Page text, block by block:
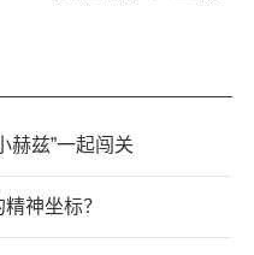
赫兹”一起闯关
神坐标？